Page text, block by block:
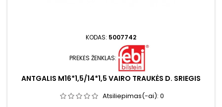
KODAS: 5007742
PREKĖS ŽENKLAS:
ANTGALIS M16*1,5/14*1,5 VAIRO TRAUKĖS D. SRIEGIS
Atsiliepimas(-ai): 0